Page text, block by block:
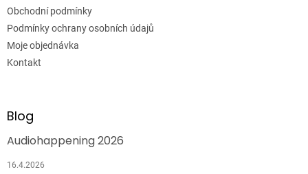
Obchodní podmínky
Podmínky ochrany osobních údajů
Moje objednávka
Kontakt
Blog
Audiohappening 2026
16.4.2026